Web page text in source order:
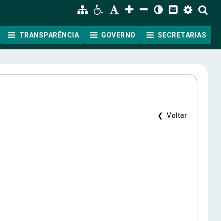
TRANSPARÊNCIA GOVERNO SECRETARIAS
❮ Voltar